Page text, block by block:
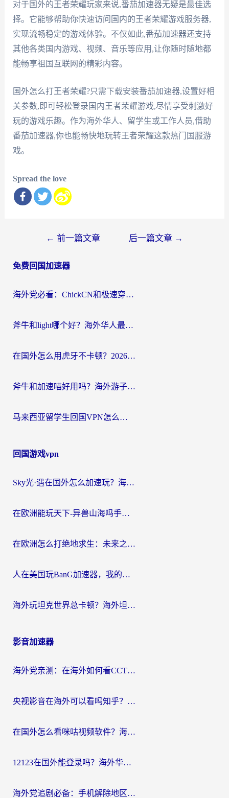
对于国外的王者荣耀玩家来说,番茄加速器无疑是最佳选
择。它能够帮助你快速访问国内的王者荣耀游戏服务器,
实现流畅稳定的游戏体验。不仅如此,番茄加速器还支持
其他各类国内游戏、视频、音乐等应用,让你随时随地都
能畅享祖国互联网的精彩内容。
国外怎么打王者荣耀?只需下载安装番茄加速器,设置好相
关参数,即可轻松登录国内王者荣耀游戏,尽情享受刺激好
玩的游戏乐趣。作为海外华人、留学生或工作人员,借助
番茄加速器,你也能畅快地玩转王者荣耀这款热门国服游
戏。
Spread the love
导
← 前一篇文章 后一篇文章 →
免费回国加速器
海外党必看：ChickCN和极速穿梭VPN好用吗？3招教你选对回国加速器无缝刷国内资源
斧牛和light哪个好？海外华人最关心的回国加速器选择难题，一篇讲透
在国外怎么用虎牙不卡顿？2026海外华人亲测有效的回国加速器选择指南
斧牛和加速喵好用吗？海外游子的真实选择困境
马来西亚留学生回国VPN怎么选？3个避坑点+1款实测好用的加速器推荐
回国游戏vpn
Sky光·遇在国外怎么加速玩？海外党亲测有效的国服游戏加速指南
在欧洲能玩天下-异兽山海吗手游？海外玩家的加速器生存指南
在欧洲怎么打绝地求生：未来之役不卡？留学生亲测的加速器避坑指南
人在美国玩BanG加速器，我的延迟终于绿了
海外玩坦克世界总卡顿？海外坦克世界加速器有哪些？实测好用的选择在这里
影音加速器
海外党亲测：在海外如何看CCTV？告别“仅限大陆播放”的实用指南
央视影音在海外可以看吗知乎？留学生亲测：3步解决地域限制+追剧自由
在国外怎么看咪咕视频软件？海外党亲测有效的回国加速方案
12123在国外能登录吗？海外华人必看的回国加速实用指南
海外党追剧必备：手机解除地区限制app怎么选？解决央视视频&国内剧地区限制全指南